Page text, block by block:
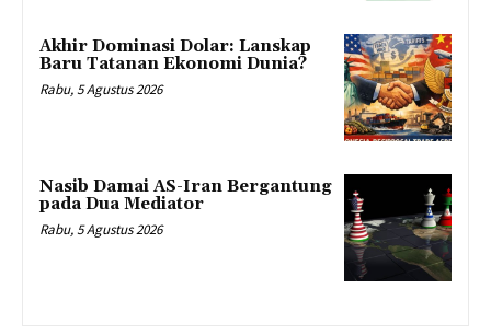
Akhir Dominasi Dolar: Lanskap
Baru Tatanan Ekonomi Dunia?
Rabu, 5 Agustus 2026
Nasib Damai AS-Iran Bergantung
pada Dua Mediator
Rabu, 5 Agustus 2026